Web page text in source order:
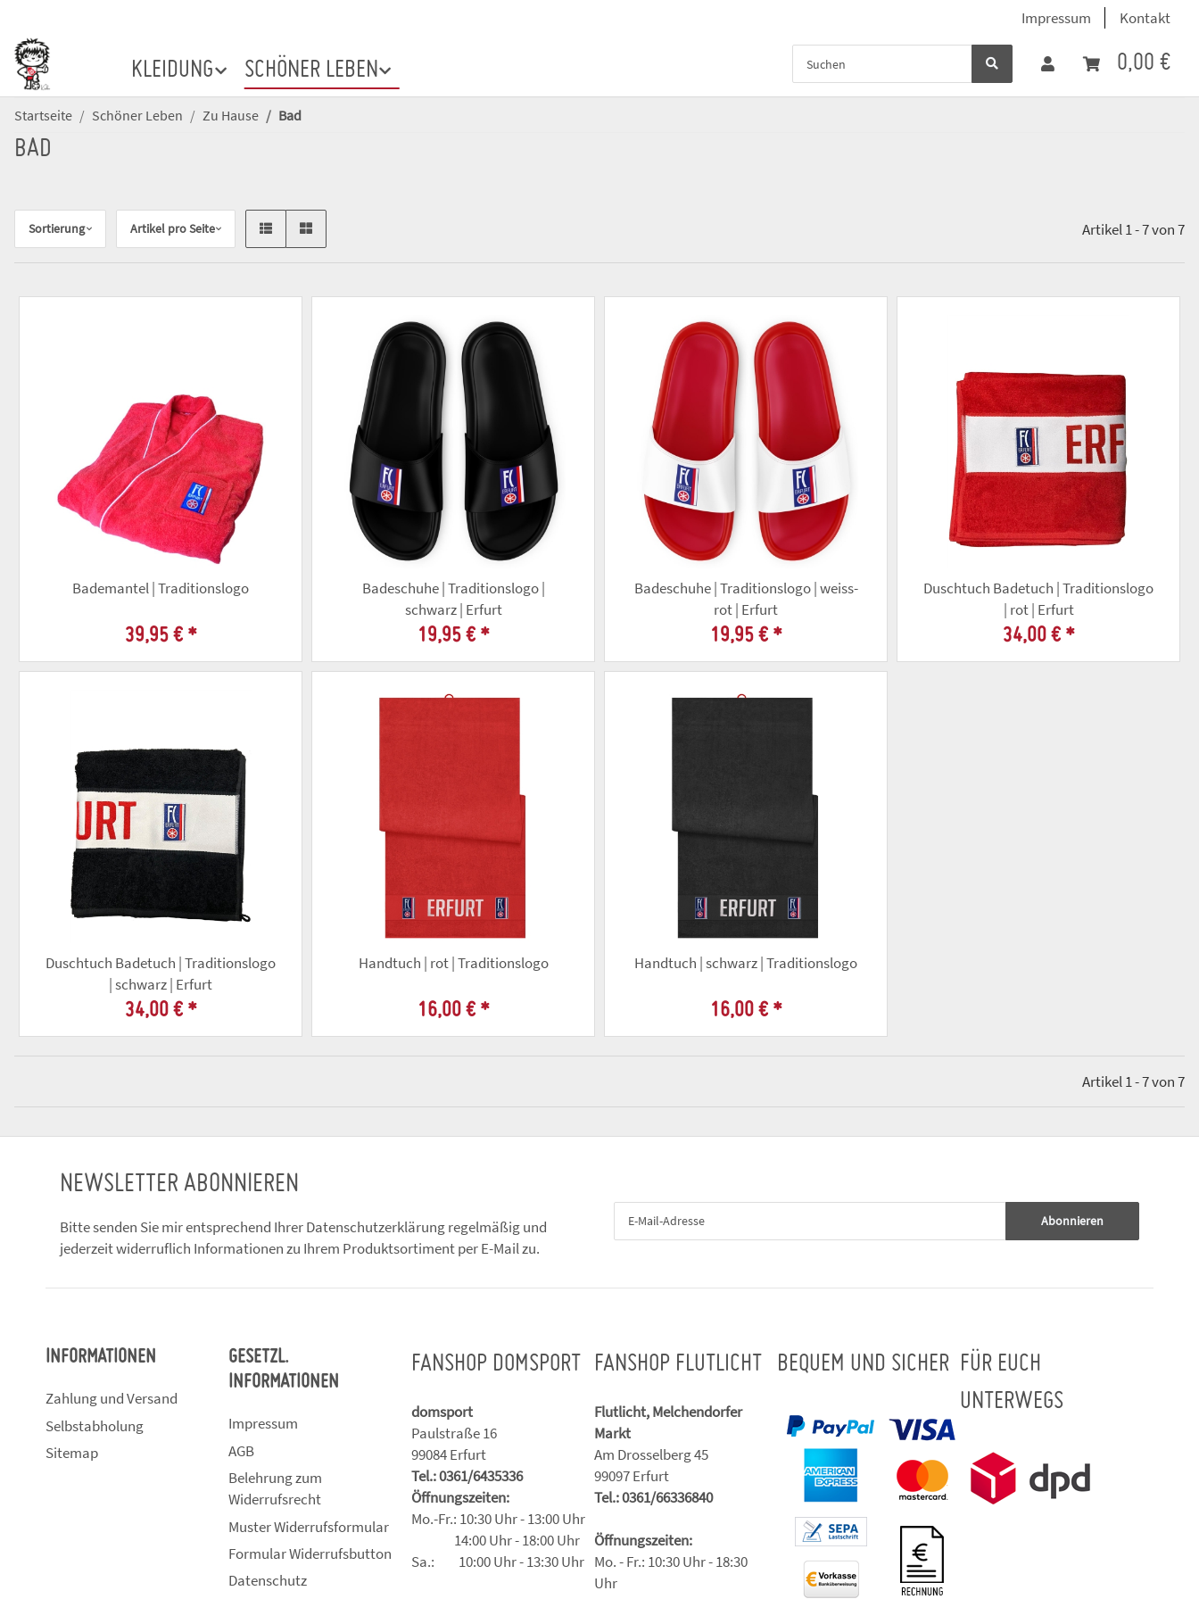
Impressum Kontakt
0,00 €
KLEIDUNG SCHÖNER LEBEN
Startseite Schöner Leben Zu Hause Bad
BAD
Sortierung Artikel pro Seite Artikel 1 - 7 von 7
Bademantel | Traditionslogo
39,95 € *
Badeschuhe | Traditionslogo |
schwarz | Erfurt
19,95 € *
Badeschuhe | Traditionslogo | weiss-
rot | Erfurt
19,95 € *
Duschtuch Badetuch | Traditionslogo
| rot | Erfurt
34,00 € *
Duschtuch Badetuch | Traditionslogo
| schwarz | Erfurt
34,00 € *
Handtuch | rot | Traditionslogo
16,00 € *
Handtuch | schwarz | Traditionslogo
16,00 € *
Artikel 1 - 7 von 7
NEWSLETTER ABONNIEREN
Bitte senden Sie mir entsprechend IhrerDatenschutzerklärungregelmäßig und
jederzeit widerruflich Informationen zu Ihrem Produktsortiment per E-Mail zu.
Abonnieren
INFORMATIONEN
Zahlung und Versand
Selbstabholung
Sitemap
GESETZL.
INFORMATIONEN
Impressum
AGB
Belehrung zum
Widerrufsrecht
Muster Widerrufsformular
Formular Widerrufsbutton
Datenschutz
FANSHOP DOMSPORT
domsport
Paulstraße 16
99084 Erfurt
Tel.: 0361/6435336
Öffnungszeiten:
Mo.-Fr.: 10:30 Uhr - 13:00 Uhr
14:00 Uhr - 18:00 Uhr
Sa.: 10:00 Uhr - 13:30 Uhr
FANSHOP FLUTLICHT
Flutlicht, Melchendorfer
Markt
Am Drosselberg 45
99097 Erfurt
Tel.: 0361/66336840
Öffnungszeiten:
Mo. - Fr.: 10:30 Uhr - 18:30
Uhr
BEQUEM UND SICHER FÜR EUCH
UNTERWEGS